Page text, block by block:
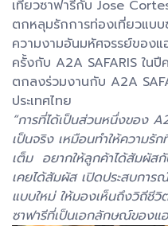
เที่ยวซาฟารีกับ Jose
ตกหลุมรักการท่องเที่ยวแบ
ความงามอันมหัศจรรย์ของแ
ครั้งกับ A2A SAFARIS ใน
ตกลงร่วมงานกับ A2A
ประเทศไทย
“การที่ได้เป็นส่วนหนึ่งของ
เป็นจริง เหมือนทำให้ความรั
เต็ม อยากให้ลูกค้าได้สัมผัส
เคยได้สัมผัส เปิดประสบการ
แบบใหม่ ให้มองเห็นถึงวิถีชี
ซาฟารีที่เป็นเอกลักษณ์ของแ